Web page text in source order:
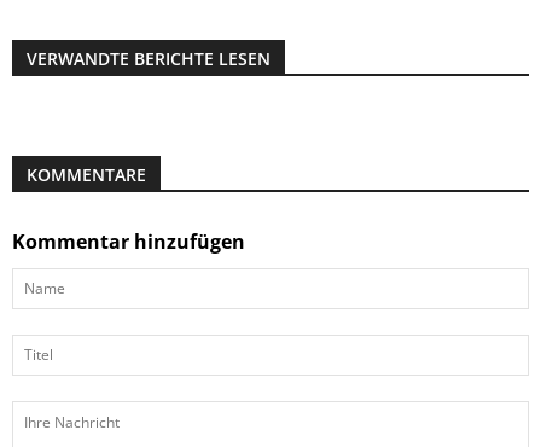
VERWANDTE BERICHTE LESEN
KOMMENTARE
Kommentar hinzufügen
Name
Titel
Ihre
Nachricht